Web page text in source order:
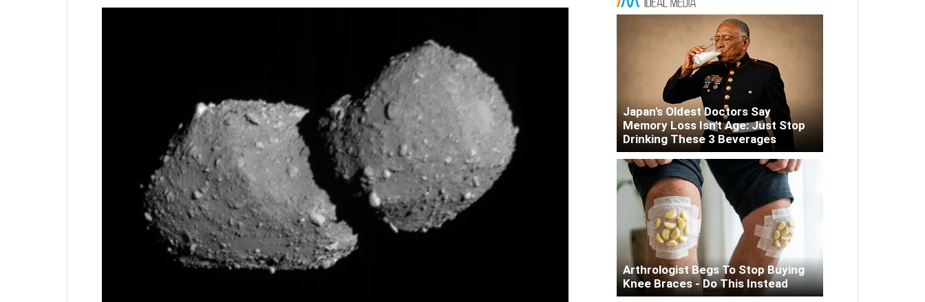
Japan's Oldest Doctors Say
Memory Loss Isn't Age: Just Stop
Drinking These 3 Beverages
Arthrologist Begs To Stop Buying
Knee Braces - Do This Instead